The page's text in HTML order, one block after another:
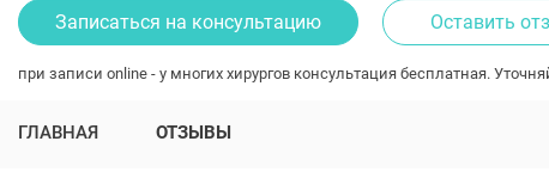
Записаться на консультацию Оставить
при записи online - у многих хирургов консультация бесплатная.
ГЛАВНАЯ ОТЗЫВЫ